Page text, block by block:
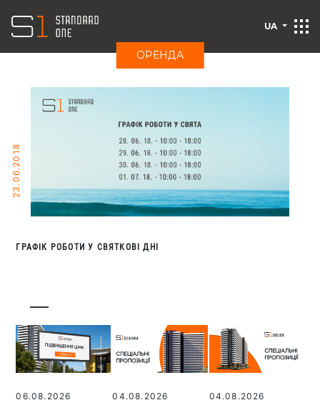
ОРЕНДА
UA
23.06.2018
ГРАФІК РОБОТИ У СВЯТКОВІ ДНІ
06.08.2026 04.08.2026 04.08.2026